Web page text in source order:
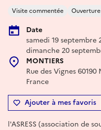
Visite commentée
Date
samedi 19 septembre
dimanche 20
MONTIERS
Rue des Vignes
France
Ajouter à mes favoris
l'ASRESS (association de